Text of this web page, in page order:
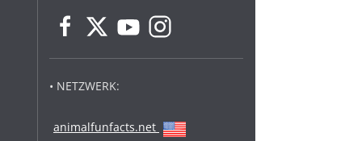
• NETZWERK:
animalfunfacts.net